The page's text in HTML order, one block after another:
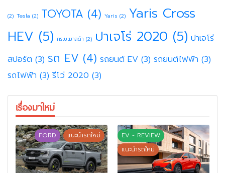
(2) Tesla (2) TOYOTA (4) Yaris (2) Yaris Cross
HEV (5) กระบะมาสด้า (2) ปาเจโร่ 2020 (5) ปาเจโร่
สปอร์ต (3) รถ EV (4) รถยนต์ EV (3) รถยนต์ไฟฟ้า (3)
รถไฟฟ้า (3) รีโว่ 2020 (3)
เรื่องมาใหม่
FORD แนะนำรถใหม่
EV - REVIEW
แนะนำรถใหม่